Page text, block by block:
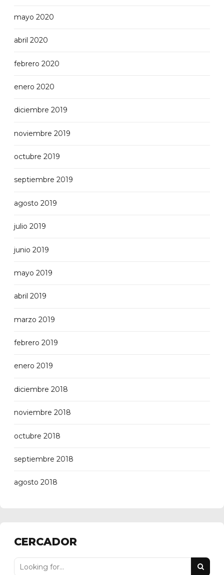
mayo 2020
abril 2020
febrero 2020
enero 2020
diciembre 2019
noviembre 2019
octubre 2019
septiembre 2019
agosto 2019
julio 2019
junio 2019
mayo 2019
abril 2019
marzo 2019
febrero 2019
enero 2019
diciembre 2018
noviembre 2018
octubre 2018
septiembre 2018
agosto 2018
CERCADOR